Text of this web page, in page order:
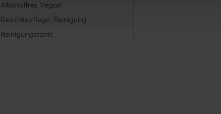
Alkoholfrei, Vegan
Gesichtspflege, Reinigung
Reinigungstonic